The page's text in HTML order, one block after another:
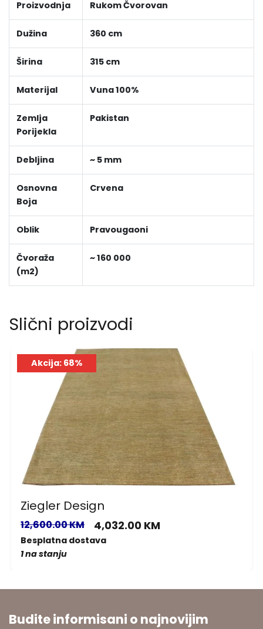
Proizvodnja Rukom Čvorovan
Dužina 360 cm
Širina 315 cm
Materijal Vuna 100%
Zemlja
Porijekla
Pakistan
Debljina ~ 5 mm
Osnovna
Boja
Crvena
Oblik Pravougaoni
Čvoraža
(m2)
~ 160 000
Slični proizvodi
Akcija: 68%
Ziegler Design
12,600.00 KM 4,032.00 KM
Besplatna dostava
1 na stanju
Budite informisani o najnovijim